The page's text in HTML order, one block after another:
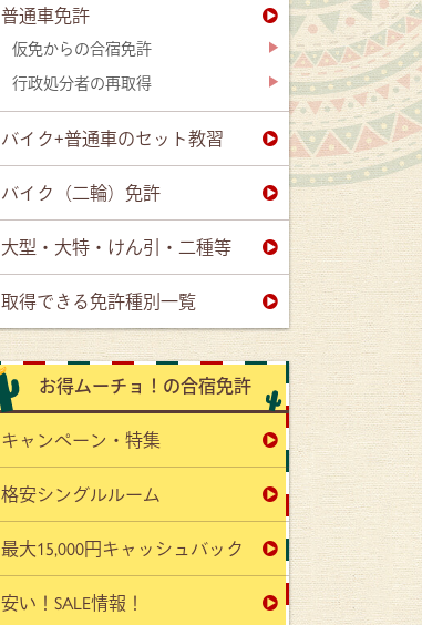
普通車免許
仮免からの合宿免許
行政処分者の再取得
バイク+普通車のセット教習
バイク（二輪）免許
大型・大特・けん引・二種等
取得できる免許種別一覧
お得ムーチョ！の合宿免許
キャンペーン・特集
格安シングルルーム
最大15,000円キャッシュバック
安い！SALE情報！